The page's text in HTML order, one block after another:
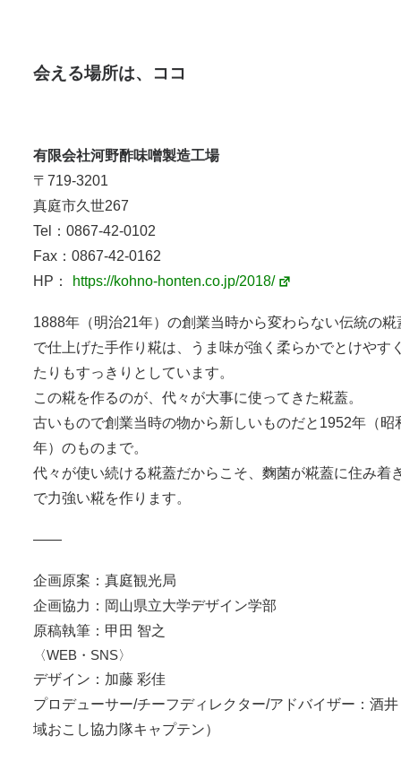
会える場所は、ココ
有限会社河野酢味噌製造工場
〒719-3201
真庭市久世267
Tel：0867-42-0102
Fax：0867-42-0162
HP：
https://kohno-honten.co.jp/2018/
1888年（明治21年）の創業当時から変わらない伝統の糀
で仕上げた手作り糀は、うま味が強く柔らかでとけやす
たりもすっきりとしています。
この糀を作るのが、代々が大事に使ってきた糀蓋。
古いもので創業当時の物から新しいものだと1952年（昭
年）のものまで。
代々が使い続ける糀蓋だからこそ、麴菌が糀蓋に住み着
で力強い糀を作ります。
——
企画原案：真庭観光局
企画協力：岡山県立大学デザイン学部
原稿執筆：甲田 智之
〈WEB・SNS〉
デザイン：加藤 彩佳
プロデューサー/チーフディレクター/アドバイザー ：酒
域おこし協力隊キャプテン）